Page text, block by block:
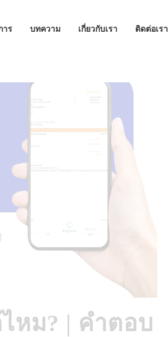
าร บทความ เกี่ยวกับเรา ติดต่อเรา
หม? | คำตอบ